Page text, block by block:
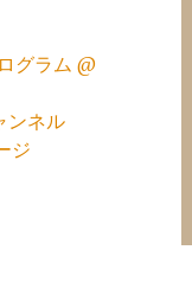
グラム @
ネル
ジ